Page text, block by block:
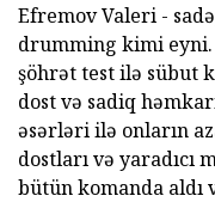
Efremov Valeri -
drumming kimi eyni.
şöhrət test ilə sübut
dost və sadiq
əsərləri ilə onların
dostları və
bütün komanda aldı